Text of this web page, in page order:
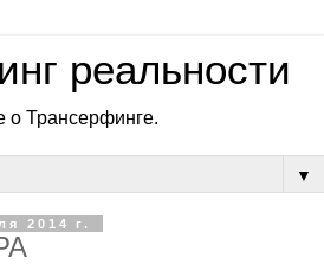
реальности
о Трансерфинге.
▼
2014 г.